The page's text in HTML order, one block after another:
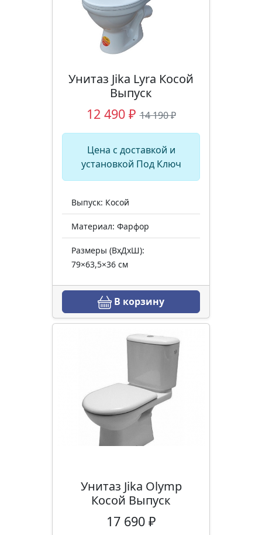
Унитаз Jika Lyra Косой
Выпуск
12 490 ₽14 190 ₽
Цена с доставкой и
установкой Под Ключ
Выпуск: Косой
Материал: Фарфор
Размеры (ВхДхШ):
79×63,5×36 см
В корзину
Унитаз Jika Olymp
Косой Выпуск
17 690 ₽